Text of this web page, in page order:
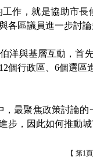
，就是協助市長
各區議員進一步討
與基層互動，首
個行政區、6個選
聚焦政策討論的
步，因此如何推動
【 第1